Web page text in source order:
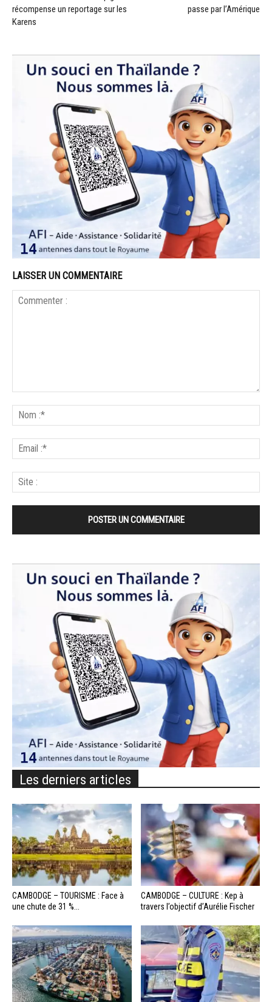
récompense un reportage sur les
Karens
passe par l’Amérique
LAISSER UN COMMENTAIRE
Les derniers articles
CAMBODGE – TOURISME : Face à
une chute de 31 %...
CAMBODGE – CULTURE : Kep à
travers l’objectif d’Aurélie Fischer